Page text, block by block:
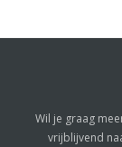
Wil je graag
vrijblijvend